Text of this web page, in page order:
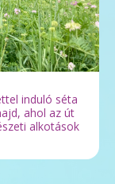
induló séta
ahol az út
alkotások